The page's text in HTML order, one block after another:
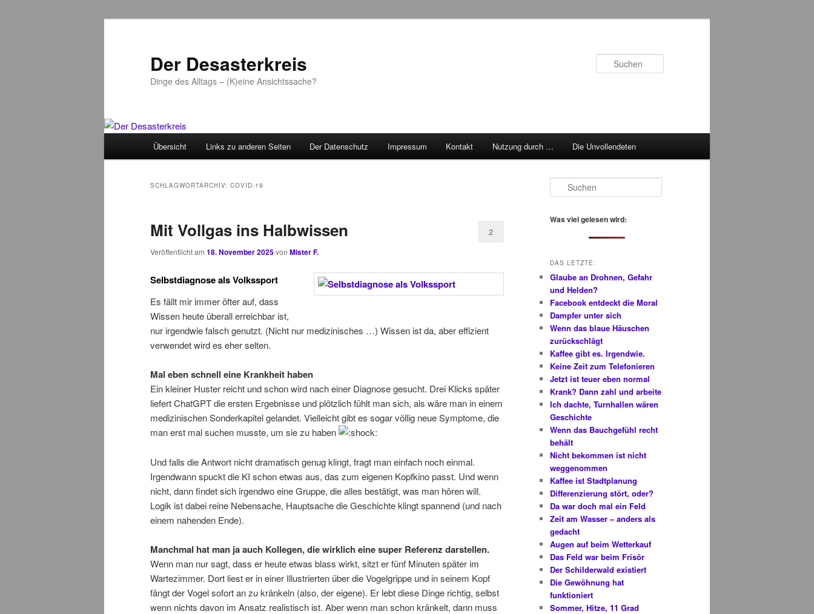
Der Desasterkreis
Dinge des Alltags – (K)eine Ansichtssache?
Übersicht Links zu anderen Seiten Der Datenschutz Impressum Kontakt Nutzung durch … Die Unvollendeten
SCHLAGWORTARCHIV: COVID-19
Mit Vollgas ins Halbwissen
Veröffentlicht am 18. November 2025von Mister F.
2
Selbstdiagnose als Volkssport
Es fällt mir immer öfter auf, dass
Wissen heute überall erreichbar ist,
nur irgendwie falsch genutzt. (Nicht nur medizinisches …) Wissen ist da, aber effizient
verwendet wird es eher selten.
Mal eben schnell eine Krankheit haben
Ein kleiner Huster reicht und schon wird nach einer Diagnose gesucht. Drei Klicks später
liefert ChatGPT die ersten Ergebnisse und plötzlich fühlt man sich, als wäre man in einem
medizinischen Sonderkapitel gelandet. Vielleicht gibt es sogar völlig neue Symptome, die
man erst mal suchen musste, um sie zu haben
Und falls die Antwort nicht dramatisch genug klingt, fragt man einfach noch einmal.
Irgendwann spuckt die KI schon etwas aus, das zum eigenen Kopfkino passt. Und wenn
nicht, dann findet sich irgendwo eine Gruppe, die alles bestätigt, was man hören will.
Logik ist dabei reine Nebensache, Hauptsache die Geschichte klingt spannend (und nach
einem nahenden Ende).
Manchmal hat man ja auch Kollegen, die wirklich eine super Referenz darstellen.
Wenn man nur sagt, dass er heute etwas blass wirkt, sitzt er fünf Minuten später im
Wartezimmer. Dort liest er in einer Illustrierten über die Vogelgrippe und in seinem Kopf
fängt der Vogel sofort an zu kränkeln (also, der eigene). Er lebt diese Dinge richtig, selbst
wenn nichts davon im Ansatz realistisch ist. Aber wenn man schon kränkelt, dann muss
u
h
Was viel gelesen wird:
DAS LETZTE:
Glaube an Drohnen, Gefahr
und Helden?
Facebook entdeckt die Moral
Dampfer unter sich
Wenn das blaue Häuschen
zurückschlägt
Kaffee gibt es. Irgendwie.
Keine Zeit zum Telefonieren
Jetzt ist teuer eben normal
Krank? Dann zahl und arbeite
Ich dachte, Turnhallen wären
Geschichte
Wenn das Bauchgefühl recht
behält
Nicht bekommen ist nicht
weggenommen
Kaffee ist Stadtplanung
Differenzierung stört, oder?
Da war doch mal ein Feld
Zeit am Wasser – anders als
gedacht
Augen auf beim Wetterkauf
Das Feld war beim Frisör
Der Schilderwald existiert
Die Gewöhnung hat
funktioniert
Sommer, Hitze, 11 Grad